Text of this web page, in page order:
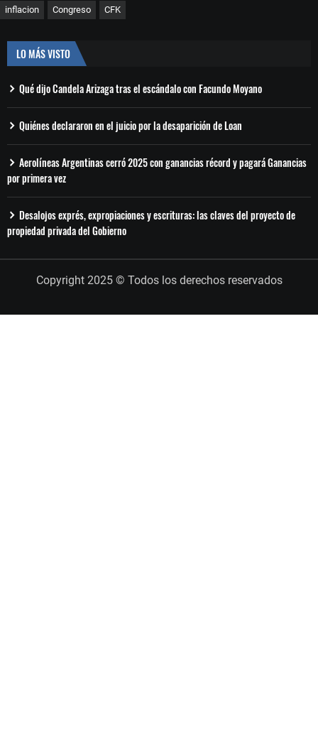
inflacion Congreso CFK
LO MÁS VISTO
Qué dijo Candela Arizaga tras el escándalo con Facundo Moyano
Quiénes declararon en el juicio por la desaparición de Loan
Aerolíneas Argentinas cerró 2025 con ganancias récord y pagará Ganancias
por primera vez
Desalojos exprés, expropiaciones y escrituras: las claves del proyecto de
propiedad privada del Gobierno
Copyright 2025 © Todos los derechos reservados